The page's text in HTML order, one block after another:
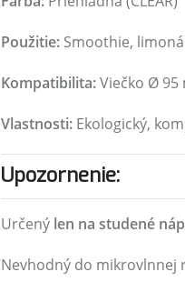
Použitie:Smoothie,
Kompatibilita:Viečko Ø 95
Vlastnosti:Ekologický,
Upozornenie:
Určený len na studené
Nevhodný do mikrovlnnej